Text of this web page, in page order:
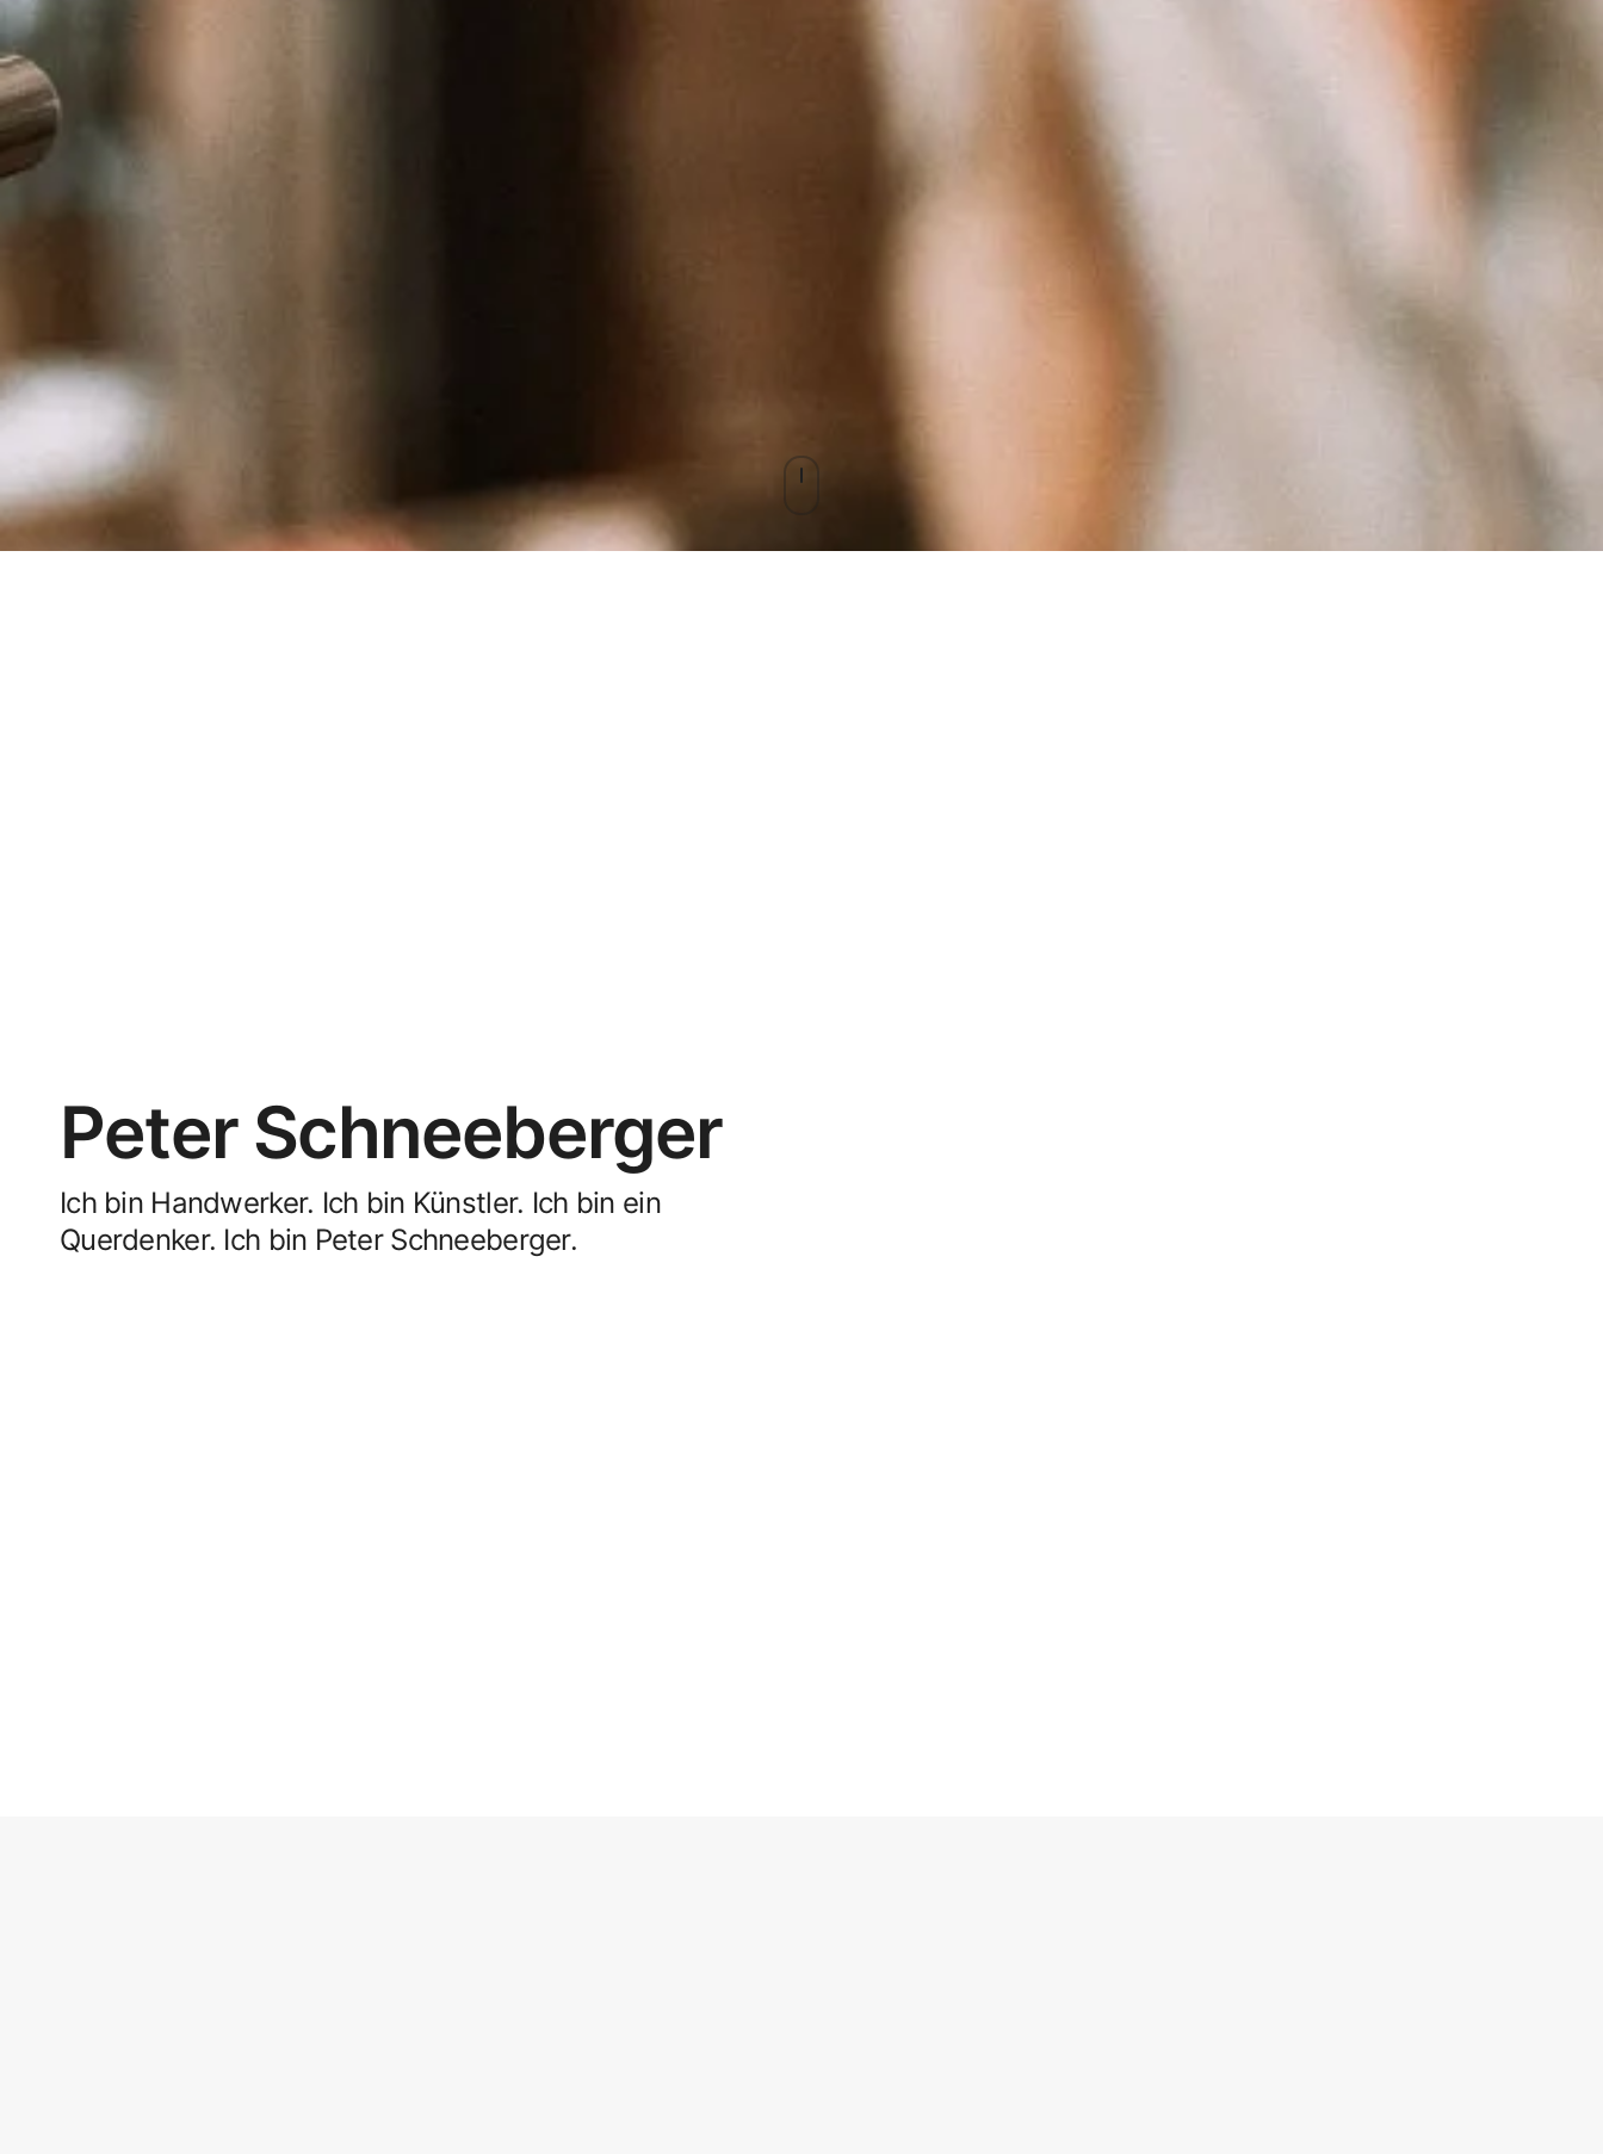
Peter Schneeberger
Ich bin Handwerker. Ich bin Künstler. Ich bin ein
Querdenker. Ich bin Peter Schneeberger.